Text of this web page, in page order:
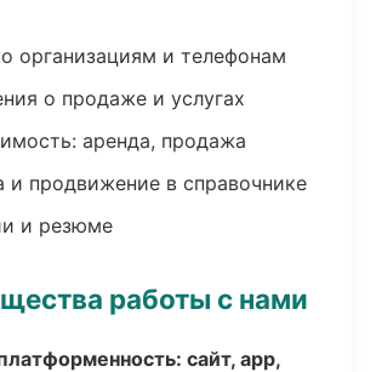
организациям и телефонам
о продаже и услугах
аренда, продажа
и продвижение в справочнике
и резюме
работы с нами
сайт, app,